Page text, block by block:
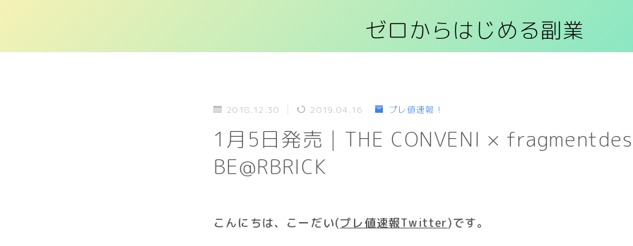
ゼロからはじめる副業
2018.12.30 2019.04.16 プレ値速報！
1月5日発売｜THE CONVENI ×
BE@RBRICK
こんにちは、こーだい(プレ値速報Twitter)です。